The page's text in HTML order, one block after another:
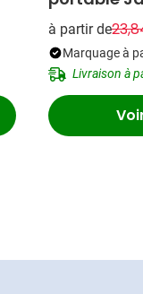
à partir de
Marquage à
Livraison à